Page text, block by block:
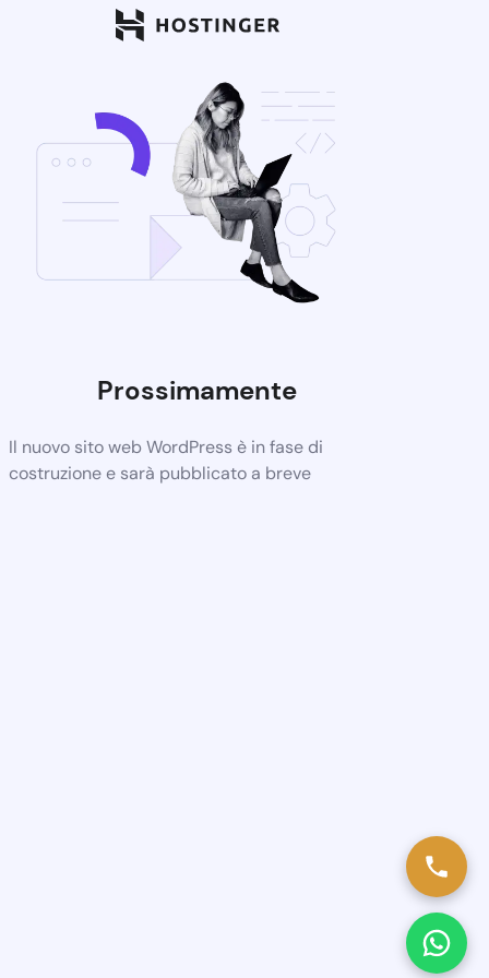
Prossimamente
Il nuovo sito web WordPress è in fase di
costruzione e sarà pubblicato a breve